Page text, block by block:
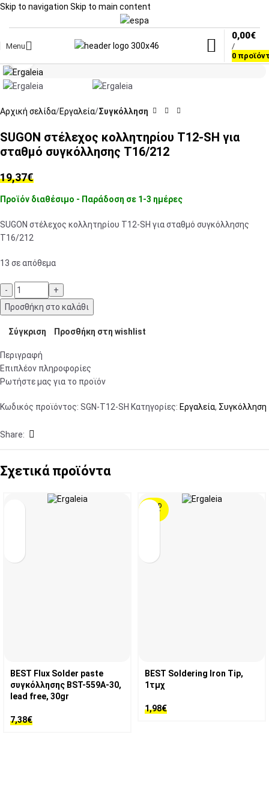
Skip to navigation Skip to main content
Menu
0
/
0,00€
Αρχική σελίδα Εργαλεία Συγκόλληση
SUGON στέλεχος κολλητηρίου T12-SH για
σταθμό συγκόλλησης T16/212
19,37€
Προϊόν διαθέσιμο - Παράδοση σε 1-3 ημέρες
SUGON στέλεχος κολλητηρίου T12-SH για σταθμό συγκόλλησης
T16/212
13 σε απόθεμα
Προσθήκη στο καλάθι
Σύγκριση Προσθήκη στη wishlist
Περιγραφή
Επιπλέον πληροφορίες
Ρωτήστε μας για το προϊόν
Κωδικός προϊόντος: SGN-T12-SH Κατηγορίες: Εργαλεία, Συγκόλληση
Share:
Σχετικά προϊόντα
BEST Flux Solder paste
συγκόλλησης BST-559A-30,
lead free, 30gr
7,38€
SOLD
OUT
BEST Soldering Iron Tip,
1τμχ
1,98€